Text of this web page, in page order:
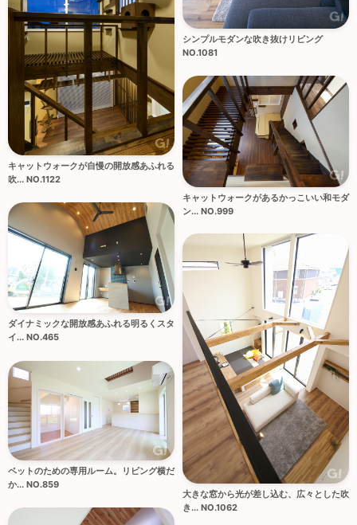
シンプルモダンな吹き抜けリビング
NO.1081
キャットウォークが自慢の開放感あふれる
吹... NO.1122
キャットウォークがあるかっこいい和モダ
ン... NO.999
ダイナミックな開放感あふれる明るくスタ
イ... NO.465
大きな窓から光が差し込む、広々とした吹
き... NO.1062
ペットのための専用ルーム。リビング横だ
か... NO.859